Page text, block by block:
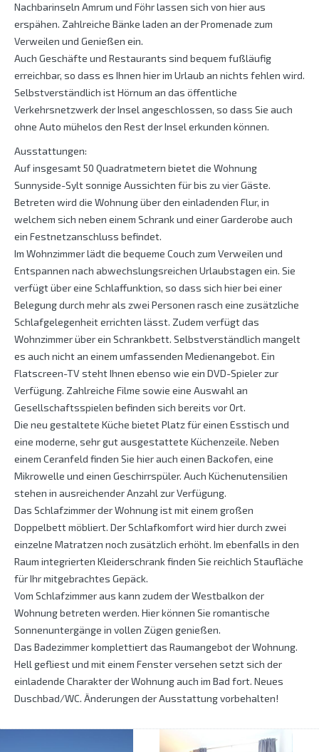
Nachbarinseln Amrum und Föhr lassen sich von hier aus
erspähen. Zahlreiche Bänke laden an der Promenade zum
Verweilen und Genießen ein.
Auch Geschäfte und Restaurants sind bequem fußläufig
erreichbar, so dass es Ihnen hier im Urlaub an nichts fehlen wird.
Selbstverständlich ist Hörnum an das öffentliche
Verkehrsnetzwerk der Insel angeschlossen, so dass Sie auch
ohne Auto mühelos den Rest der Insel erkunden können.
Ausstattungen:
Auf insgesamt 50 Quadratmetern bietet die Wohnung
Sunnyside-Sylt sonnige Aussichten für bis zu vier Gäste.
Betreten wird die Wohnung über den einladenden Flur, in
welchem sich neben einem Schrank und einer Garderobe auch
ein Festnetzanschluss befindet.
Im Wohnzimmer lädt die bequeme Couch zum Verweilen und
Entspannen nach abwechslungsreichen Urlaubstagen ein. Sie
verfügt über eine Schlaffunktion, so dass sich hier bei einer
Belegung durch mehr als zwei Personen rasch eine zusätzliche
Schlafgelegenheit errichten lässt. Zudem verfügt das
Wohnzimmer über ein Schrankbett. Selbstverständlich mangelt
es auch nicht an einem umfassenden Medienangebot. Ein
Flatscreen-TV steht Ihnen ebenso wie ein DVD-Spieler zur
Verfügung. Zahlreiche Filme sowie eine Auswahl an
Gesellschaftsspielen befinden sich bereits vor Ort.
Die neu gestaltete Küche bietet Platz für einen Esstisch und
eine moderne, sehr gut ausgestattete Küchenzeile. Neben
einem Ceranfeld finden Sie hier auch einen Backofen, eine
Mikrowelle und einen Geschirrspüler. Auch Küchenutensilien
stehen in ausreichender Anzahl zur Verfügung.
Das Schlafzimmer der Wohnung ist mit einem großen
Doppelbett möbliert. Der Schlafkomfort wird hier durch zwei
einzelne Matratzen noch zusätzlich erhöht. Im ebenfalls in den
Raum integrierten Kleiderschrank finden Sie reichlich Staufläche
für Ihr mitgebrachtes Gepäck.
Vom Schlafzimmer aus kann zudem der Westbalkon der
Wohnung betreten werden. Hier können Sie romantische
Sonnenuntergänge in vollen Zügen genießen.
Das Badezimmer komplettiert das Raumangebot der Wohnung.
Hell gefliest und mit einem Fenster versehen setzt sich der
einladende Charakter der Wohnung auch im Bad fort. Neues
Duschbad/WC. Änderungen der Ausstattung vorbehalten!